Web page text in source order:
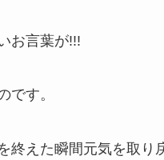
お言葉が!!!
です。
終えた瞬間元気を取り